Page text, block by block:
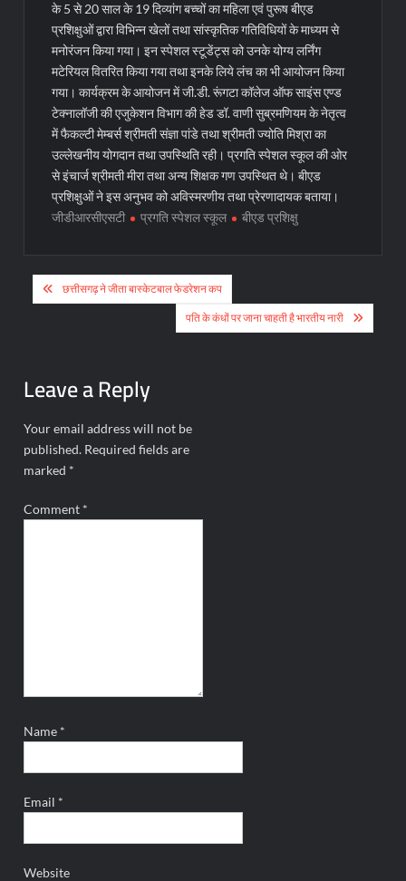
के 5 से 20 साल के 19 दिव्यांग बच्चों का महिला एवं पुरूष बीएड
प्रशिक्षुओं द्वारा विभिन्न खेलों तथा सांस्कृतिक गतिविधियों के माध्यम से
मनोरंजन किया गया। इन स्पेशल स्टूडेंट्स को उनके योग्य लर्निंग
मटेरियल वितरित किया गया तथा इनके लिये लंच का भी आयोजन किया
गया। कार्यक्रम के आयोजन में जी.डी. रूंगटा कॉलेज ऑफ साइंस एण्ड
टेक्नालॉजी की एजुकेशन विभाग की हेड डॉ. वाणी सुब्रमणियम के नेतृत्व
में फैकल्टी मेम्बर्स श्रीमती संज्ञा पांडे तथा श्रीमती ज्योति मिश्रा का
उल्लेखनीय योगदान तथा उपस्थिति रही। प्रगति स्पेशल स्कूल की ओर
से इंचार्ज श्रीमती मीरा तथा अन्य शिक्षक गण उपस्थित थे। बीएड
प्रशिक्षुओं ने इस अनुभव को अविस्मरणीय तथा प्रेरणादायक बताया।
जीडीआरसीएसटी
प्रगति स्पेशल स्कूल बीएड प्रशिक्षु
Post
navigation
छत्तीसगढ़ ने जीता बास्केटबाल फेडरेशन कप
पति के कंधों पर जाना चाहती है भारतीय नारी
Leave a Reply
Your email address will not be
published. Required fields are
marked *
Comment *
Name *
Email *
Website